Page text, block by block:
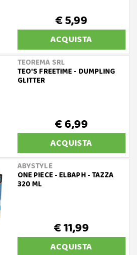
€ 5,99
ACQUISTA
TEOREMA SRL
TEO'S FREETIME - DUMPLING
GLITTER
€ 6,99
ACQUISTA
ABYSTYLE
ONE PIECE - ELBAPH - TAZZA
320 ML
€ 11,99
ACQUISTA